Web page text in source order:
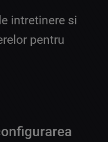
intretinere si
pentru